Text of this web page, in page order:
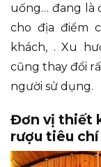
uống… đang là
cho địa điểm
khách, . Xu
cũng thay đổi
người sử dụng.
Đơn vị thiết
rượu tiêu chí